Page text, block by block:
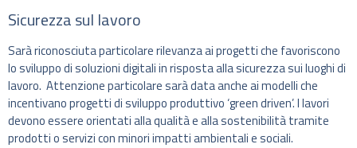
Sicurezza sul lavoro
Sarà riconosciuta particolare rilevanza ai progetti che favoriscono
lo sviluppo di soluzioni digitali in risposta alla sicurezza sui luoghi di
lavoro. Attenzione particolare sarà data anche ai modelli che
incentivano progetti di sviluppo produttivo ‘green driven’. I lavori
devono essere orientati alla qualità e alla sostenibilità tramite
prodotti o servizi con minori impatti ambientali e sociali.